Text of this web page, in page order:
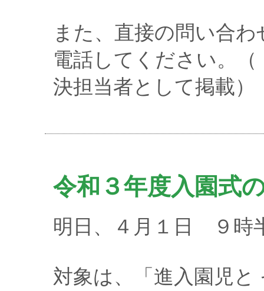
また、直接の問い合
電話してください。
決担当者として掲載）
令和３年度入園式
明日、４月１日 ９時
対象は、「進入園児